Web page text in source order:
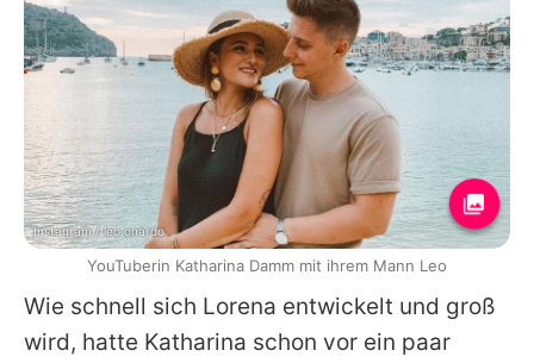
Wie schnell sich Lorena entwickelt und groß
wird, hatte Katharina schon vor ein paar
Instagram / leo.onardo
YouTuberin Katharina Damm mit ihrem Mann Leo